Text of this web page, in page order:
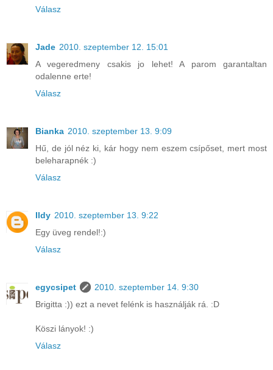
Válasz
Jade 2010. szeptember 12. 15:01
A vegeredmeny csakis jo lehet! A parom garantaltan
odalenne erte!
Válasz
Bianka 2010. szeptember 13. 9:09
Hű, de jól néz ki, kár hogy nem eszem csípőset, mert most
beleharapnék :)
Válasz
Ildy 2010. szeptember 13. 9:22
Egy üveg rendel!:)
Válasz
egycsipet
2010. szeptember 14. 9:30
Brigitta :)) ezt a nevet felénk is használják rá. :D
Köszi lányok! :)
Válasz